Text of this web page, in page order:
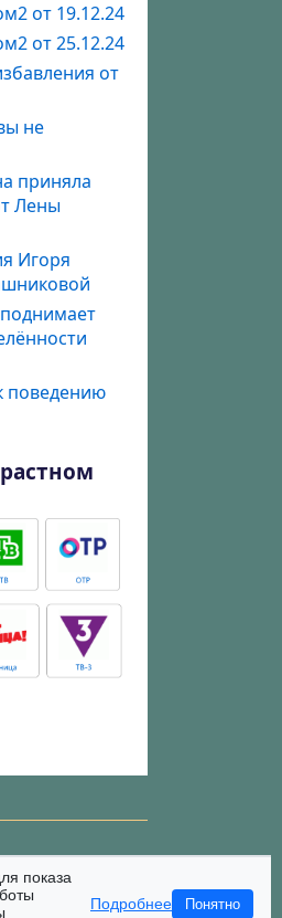
от 19.12.24
от 25.12.24
от
не
приняла
Лены
Игоря
поведению
показа
Подробнее Понятно